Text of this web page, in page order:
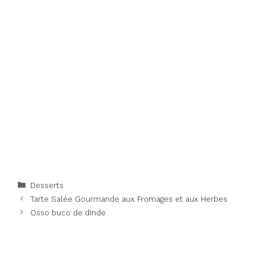
Categories
Desserts
Tarte Salée Gourmande aux Fromages et aux Herbes
Osso buco de dinde